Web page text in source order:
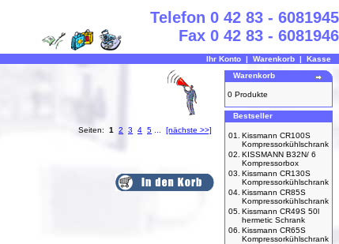
Telefon 0 42 83 - 6081945
Fax 0 42 83 - 6081946
Ihr Konto | Warenkorb | Kasse
Seiten: 1 2 3 4 5 [nächste >>]
Warenkorb
0 Produkte
Bestseller
01.
Kissmann CR100S
Kompressorkühlschrank
02. KISSMANN B32N/ 6
Kompressorbox
03. Kissmann CR130S
Kompressorkühlschrank
04. Kissmann CR85S
Kompressorkühlschrank
05. Kissmann CR49S 50l
hermetic Schrank
06. Kissmann CR65S
Kompressorkühlschrank